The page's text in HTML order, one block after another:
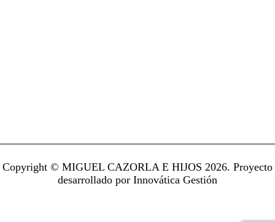
Copyright © MIGUEL CAZORLA E HIJOS 2026. Proyecto
desarrollado por Innovática Gestión